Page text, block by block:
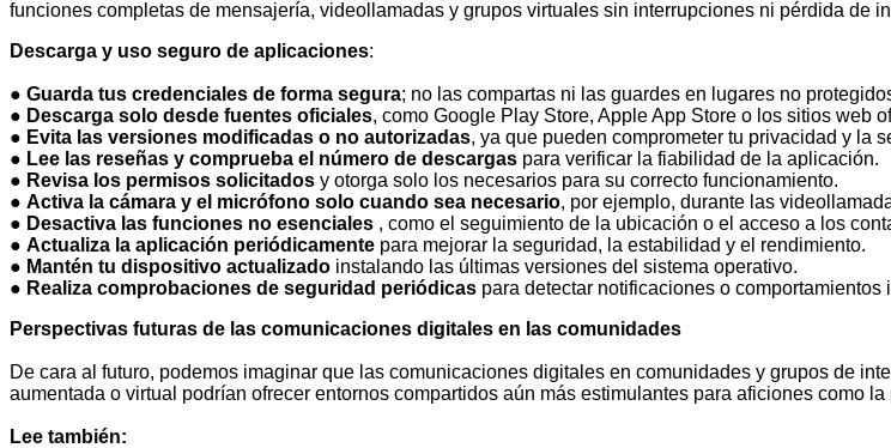
funciones completas de mensajería, videollamadas y grupos virtuales sin interrupciones ni pérdida de
Descarga y uso seguro de aplicaciones:
● Guarda tus credenciales de forma segura; no las compartas ni las guardes en lugares no
● Descarga solo desde fuentes oficiales, como Google Play Store, Apple App Store o los sitios web
● Evita las versiones modificadas o no autorizadas, ya que pueden comprometer tu privacidad y la
● Lee las reseñas y comprueba el número de descargas para verificar la fiabilidad de la aplicación.
● Revisa los permisos solicitados y otorga solo los necesarios para su correcto funcionamiento.
● Activa la cámara y el micrófono solo cuando sea necesario, por ejemplo, durante las
● Desactiva las funciones no esenciales , como el seguimiento de la ubicación o el acceso a los
● Actualiza la aplicación periódicamente para mejorar la seguridad, la estabilidad y el rendimiento.
● Mantén tu dispositivo actualizado instalando las últimas versiones del sistema operativo.
● Realiza comprobaciones de seguridad periódicas para detectar notificaciones o comportamientos
Perspectivas futuras de las comunicaciones digitales en las comunidades
De cara al futuro, podemos imaginar que las comunicaciones digitales en comunidades y grupos de
aumentada o virtual podrían ofrecer entornos compartidos aún más estimulantes para aficiones como
Lee también: